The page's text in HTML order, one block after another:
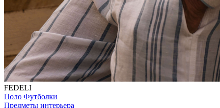
FEDELI
Поло Футболки
Предметы интерьера